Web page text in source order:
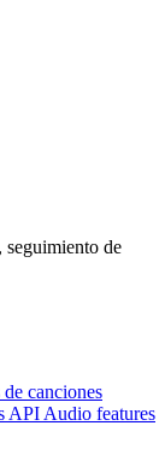
de
canciones
API Audio features